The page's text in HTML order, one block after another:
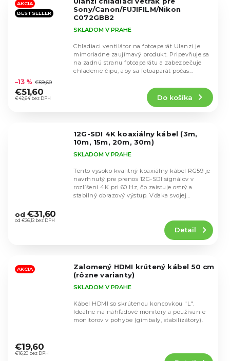
hviezdičiek.
AKCIA
BESTSELLER
Sony/Canon/FUJIFILM/Nikon
C072GBB2
hodnotenie
produktu
je
SKLADOM V PRAHE
€42,64 bez DPH
–13 % €59,60
€51,60
Do košíka
Chladiaci ventilátor na fotoaparát Ulanzi je
mimoriadne zaujímavý produkt. Pripevňuje sa
na zadnú stranu fotoaparátu a zabezpečuje
chladenie čipu, aby sa fotoaparát počas...
12G-SDI 4K koaxiálny kábel (3m,
10m, 15m, 20m, 30m)
hodnotenie
produktu
hviezdičiek.
SKLADOM V PRAHE
od €26,12 bez DPH
od €31,60
Detail
Tento vysoko kvalitný koaxiálny kábel RG59 je
navrhnutý pre prenos 12G-SDI signálov v
rozlíšení 4K pri 60 Hz, čo zaisťuje ostrý a
stabilný obrazový výstup. Vďaka svojej...
AKCIA
Zalomený HDMI krútený kábel 50 cm
(rôzne varianty)
hodnotenie
produktu
SKLADOM V PRAHE
€16,20 bez DPH
€19,60
Kábel HDMI so skrútenou koncovkou "L".
Ideálne na náhľadové monitory a používanie
monitorov v pohybe (gimbaly, stabilizátory).